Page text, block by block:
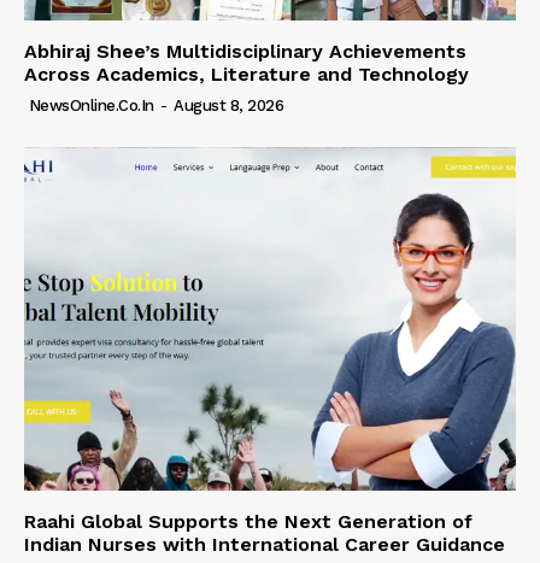
Abhiraj Shee’s Multidisciplinary Achievements
Across Academics, Literature and Technology
NewsOnline.co.in - August 8, 2026
Raahi Global Supports the Next Generation of
Indian Nurses with International Career Guidance